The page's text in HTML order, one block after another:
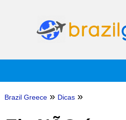
Brazil Greece » Dicas »